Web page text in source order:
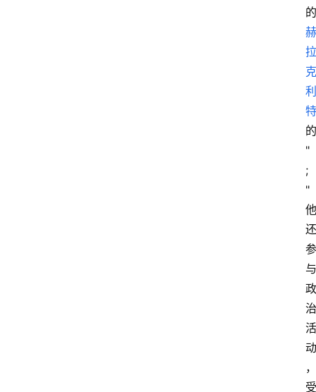
的
赫
拉
克
利
特
的
"
;
"
他
还
参
与
政
治
活
动
，
受